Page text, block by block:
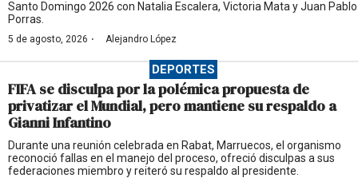
Santo Domingo 2026 con Natalia Escalera, Victoria Mata y Juan Pablo
Porras.
5 de agosto, 2026 · Alejandro López
DEPORTES
FIFA se disculpa por la polémica propuesta de
privatizar el Mundial, pero mantiene su respaldo a
Gianni Infantino
Durante una reunión celebrada en Rabat, Marruecos, el organismo
reconoció fallas en el manejo del proceso, ofreció disculpas a sus
federaciones miembro y reiteró su respaldo al presidente.